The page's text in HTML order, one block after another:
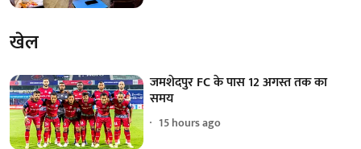
खेल
जमशेदपुर FC के पास 12 अगस्त तक का
समय
15 hours ago